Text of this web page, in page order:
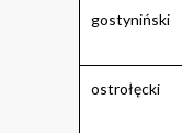
gostyniński
ostrołęcki